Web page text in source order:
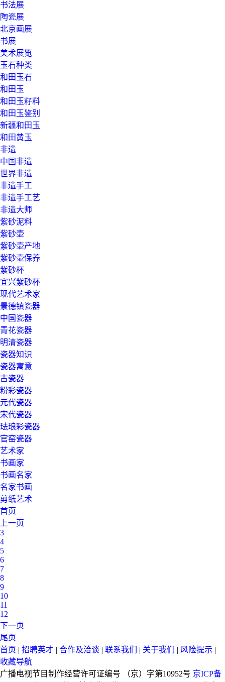
书法展
陶瓷展
北京画展
书展
美术展览
玉石种类
和田玉石
和田玉
和田玉籽料
和田玉鉴别
新疆和田玉
和田黄玉
非遗
中国非遗
世界非遗
非遗手工
非遗手工艺
非遗大师
紫砂泥料
紫砂壶
紫砂壶产地
紫砂壶保养
紫砂杯
宜兴紫砂杯
现代艺术家
景德镇瓷器
中国瓷器
青花瓷器
明清瓷器
瓷器知识
瓷器寓意
古瓷器
粉彩瓷器
元代瓷器
宋代瓷器
珐琅彩瓷器
官窑瓷器
艺术家
书画家
书画名家
名家书画
剪纸艺术
首页
上一页
3
4
5
6
7
8
9
10
11
12
下一页
尾页
首页 | 招聘英才 | 合作及洽谈 | 联系我们 | 关于我们 | 风险提示 |
收藏导航
广播电视节目制作经营许可证编号 （京）字第10952号 京ICP备